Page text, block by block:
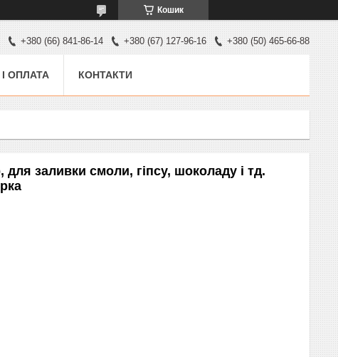
Кошик
+380 (66) 841-86-14 +380 (67) 127-96-16 +380 (50) 465-66-88
ОПЛАТА КОНТАКТИ
заливки смоли, гіпсу, шоколаду і тд.